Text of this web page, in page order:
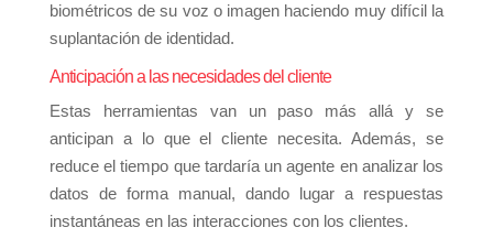
biométricos de su voz o imagen haciendo muy difícil la
suplantación de identidad.
Anticipación a las necesidades del cliente
Estas herramientas van un paso más allá y se
anticipan a lo que el cliente necesita. Además, se
reduce el tiempo que tardaría un agente en analizar los
datos de forma manual, dando lugar a respuestas
instantáneas en las interacciones con los clientes.